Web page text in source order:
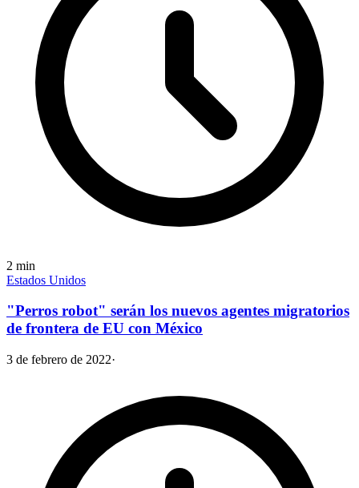
2 min
Estados Unidos
"Perros robot" serán los nuevos agentes migratorios
de frontera de EU con México
3 de febrero de 2022·